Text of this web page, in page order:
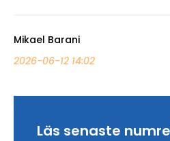
Mikael Barani
2026-06-12 14:02
Läs senaste